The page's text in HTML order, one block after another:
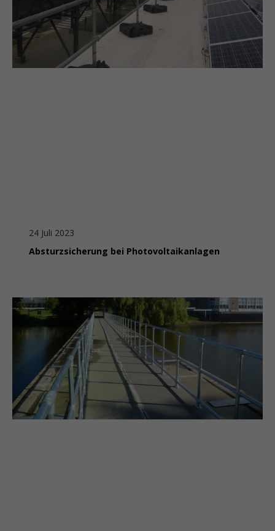
24 Juli 2023
Absturzsicherung bei Photovoltaikanlagen